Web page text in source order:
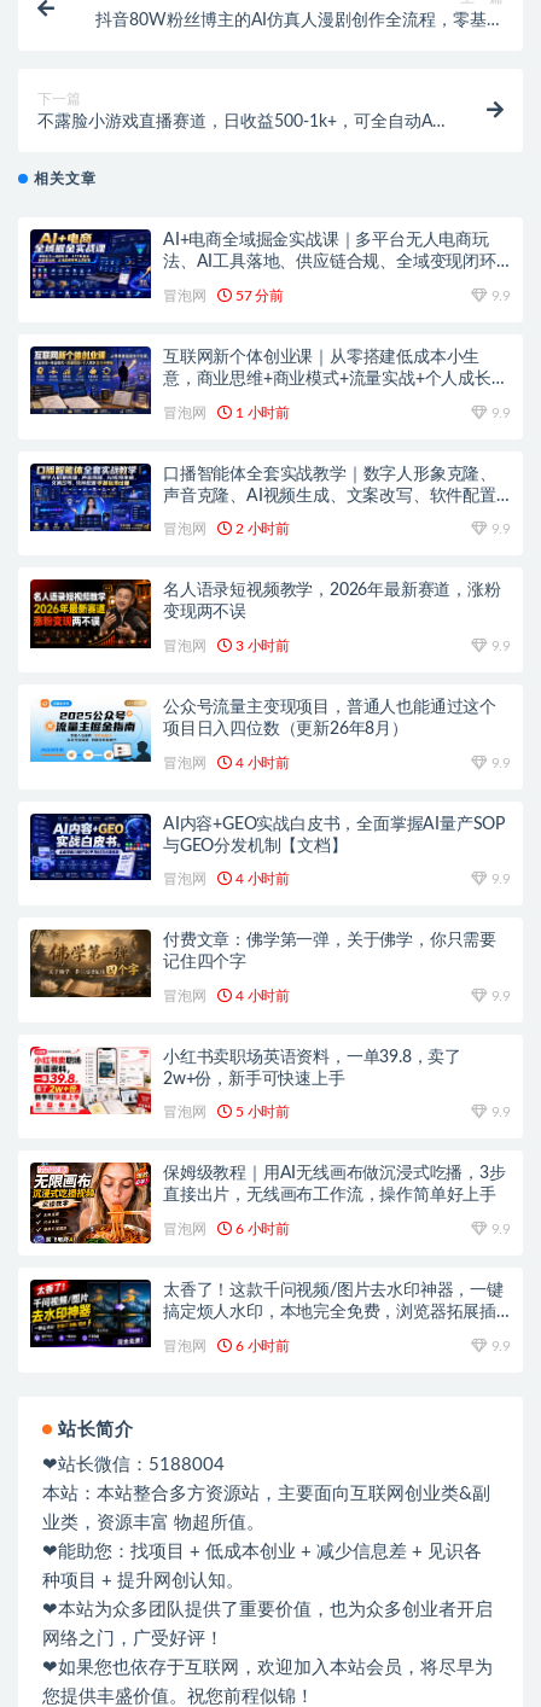
抖音80W粉丝博主的AI仿真人漫剧创作全流程，零基础
下一篇
不露脸小游戏直播赛道，日收益500-1k+，可全自动AI
相关文章
AI+电商全域掘金实战课｜多平台无人电商玩
法、AI工具落地、供应链合规、全域变现闭环
冒泡网 57 分前 9.9
互联网新个体创业课｜从零搭建低成本小生
意，商业思维+商业模式+流量实战+个人成长全
冒泡网 1 小时前 9.9
口播智能体全套实战教学｜数字人形象克隆、
声音克隆、AI视频生成、文案改写、软件配置
冒泡网 2 小时前 9.9
名人语录短视频教学，2026年最新赛道，涨粉
变现两不误
冒泡网 3 小时前 9.9
公众号流量主变现项目，普通人也能通过这个
项目日入四位数（更新26年8月）
冒泡网 4 小时前 9.9
AI内容+GEO实战白皮书，全面掌握AI量产SOP
与GEO分发机制【文档】
冒泡网 4 小时前 9.9
付费文章：佛学第一弹，关于佛学，你只需要
记住四个字
冒泡网 4 小时前 9.9
小红书卖职场英语资料，一单39.8，卖了
2w+份，新手可快速上手
冒泡网 5 小时前 9.9
保姆级教程｜用AI无线画布做沉浸式吃播，3步
直接出片，无线画布工作流，操作简单好上手
冒泡网 6 小时前 9.9
太香了！这款千问视频/图片去水印神器，一键
搞定烦人水印，本地完全免费，浏览器拓展插
冒泡网 6 小时前 9.9
站长简介
❤站长微信：5188004
本站：本站整合多方资源站，主要面向互联网创业类&副
业类，资源丰富 物超所值。
❤能助您：找项目 + 低成本创业 + 减少信息差 + 见识各
种项目 + 提升网创认知。
❤本站为众多团队提供了重要价值，也为众多创业者开启
网络之门，广受好评！
❤如果您也依存于互联网，欢迎加入本站会员，将尽早为
您提供丰盛价值。祝您前程似锦！